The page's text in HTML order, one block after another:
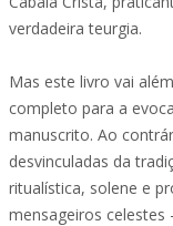
verdadeira teurgia.
Mas este livro vai
completo para a
manuscrito. Ao
desvinculadas da
ritualística, solene e
mensageiros